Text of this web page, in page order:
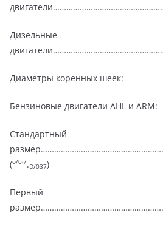
Дизельные
Диаметры коренных шеек:
Бензиновые двигатели AHL и ARM:
Стандартный
(o/0‘7.D/037)
Первый